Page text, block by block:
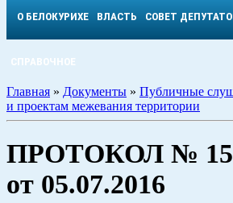
О БЕЛОКУРИХЕ ВЛАСТЬ СОВЕТ
СПРАВОЧНОЕ
Главная » Документы » Публичные
и проектам межевания территории
ПРОТОКОЛ № 15
от 05.07.2016